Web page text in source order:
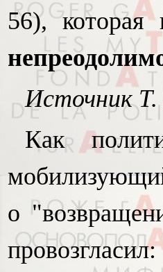
56), которая
Источник Т.
Как
о